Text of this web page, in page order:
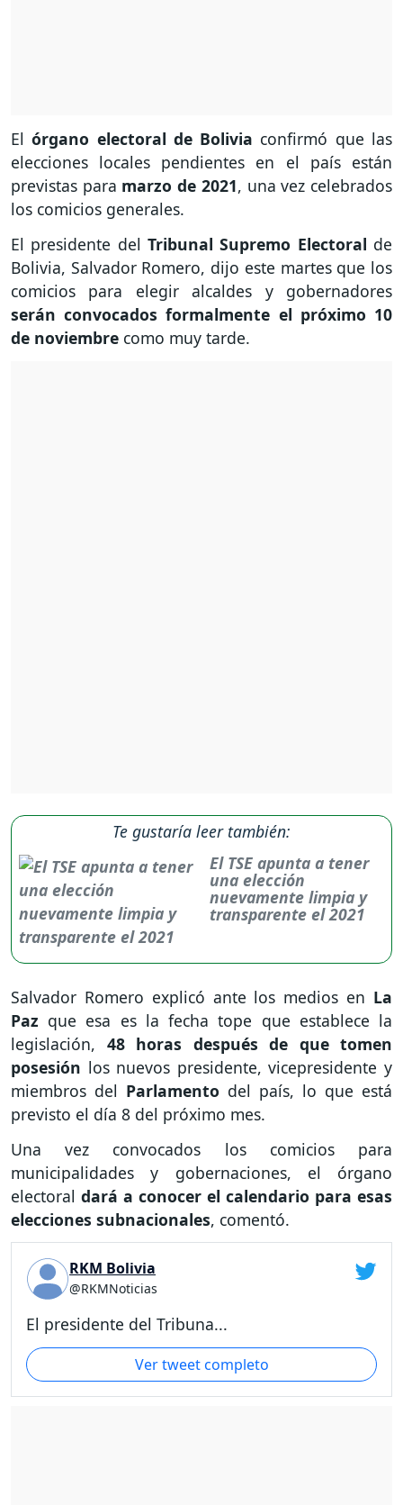
Elórgano electoral de Bolivia confirmó que las
elecciones locales pendientes en el país están
previstas para marzo de 2021, una vez celebrados
los comicios generales.
El presidente del Tribunal Supremo Electoral de
Bolivia, Salvador Romero, dijo este martes que los
comicios para elegir alcaldes y gobernadores
serán convocados formalmente el próximo 10
de noviembre como muy tarde.
Te gustaría leer también:
El TSE apunta a tener
una elección
nuevamente limpia y
transparente el 2021
Salvador Romero explicó ante los medios en La
Paz que esa es la fecha tope que establece la
legislación, 48 horas después de que tomen
posesión los nuevos presidente, vicepresidente y
miembros del Parlamento del país, lo que está
previsto el día 8 del próximo mes.
Una vez convocados los comicios para
municipalidades y gobernaciones, el órgano
electoral dará a conocer el calendario para esas
elecciones subnacionales, comentó.
RKM Bolivia
@RKMNoticias
El presidente del Tribuna...
Ver tweet completo